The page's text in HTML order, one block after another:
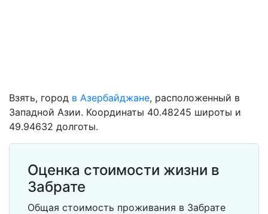
Взять, город в Азербайджане, расположенный в
Западной Азии. Координаты 40.48245 широты и
49.94632 долготы.
Оценка стоимости жизни в
Забрате
Общая стоимость проживания в Забрате